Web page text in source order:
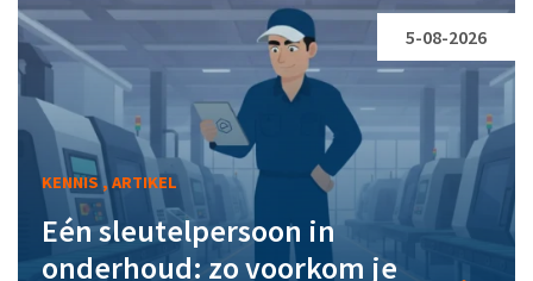
KENNIS , ARTIKEL
Eén sleutelpersoon in
onderhoud: zo voorkom je
5-08-2026